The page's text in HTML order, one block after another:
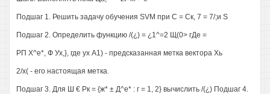
Подшаг 1. Решить задачу обучения SVM при С = Ск, 7 = 7/;и S
Подшаг 2. Определить функцию /(¿) = ¿1^=2 Щ(0> гДе =
РП Х^е*, Ф Ух,}, где ух А1) - предсказанная метка вектора Хь
2/х( - его настоящая метка.
Подшаг 3. Для Ш € Рк = {ж* ± Д^е* : г = 1, 2} вычислить /(¿) Подшаг 4.